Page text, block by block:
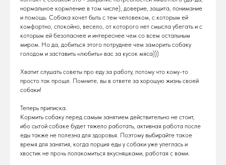
нормальное кормление в том числе), доверие, защита, понимание
и помощь. Собака хочет быть с тем человеком, с которым ей
комфортно, спокойно, весело, от которого нет смысла убегать и с
которым ей безопаснее и интереснее чем со всем остальным
миром. Но да, добиться этого потруднее чем заморить собаку
голодом и заставить «любить» вас за кусок мяса)))
Хватит слушать советы про еду за работу, потому что кому-то
просто так проще. Помните, вы в ответе за хорошую жизнь своей
собаки!
Теперь приписка.
Кормить собаку перед самым занятием действительно не стоит,
ибо сытой собаке будет тяжело работать, активная работа после
еды также не полезна для здоровья. Поэтому выбирайте такое
время для занятия, когда порция еды у собаки уже улеглась и
хвостик не прочь полакомиться вкусняшками, работая с вами.